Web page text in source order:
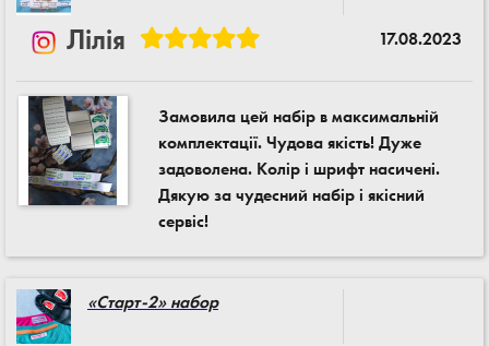
Лілія 17.08.2023
Замовила цей набір в максимальній
комплектації. Чудова якість! Дуже
задоволена. Колір і шрифт насичені.
Дякую за чудесний набір і якісний
сервіс!
«Старт-2» набор